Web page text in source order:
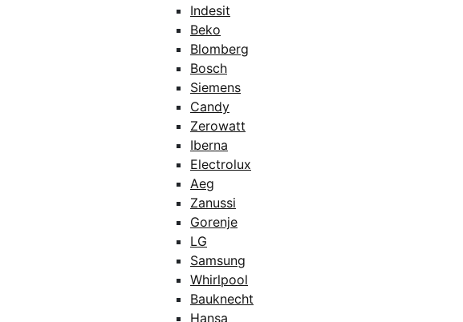
Indesit
Beko
Blomberg
Bosch
Siemens
Candy
Zerowatt
Iberna
Electrolux
Aeg
Zanussi
Gorenje
LG
Samsung
Whirlpool
Bauknecht
Hansa